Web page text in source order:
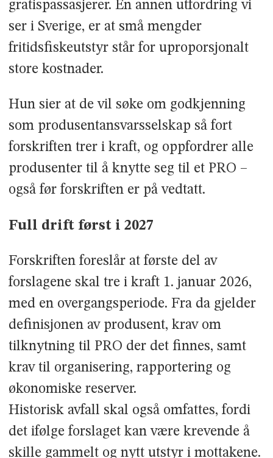
gratispassasjerer. En annen utfordring vi
ser i Sverige, er at små mengder
fritidsfiskeutstyr står for uproporsjonalt
store kostnader.
Hun sier at de vil søke om godkjenning
som produsentansvarsselskap så fort
forskriften trer i kraft, og oppfordrer alle
produsenter til å knytte seg til et PRO –
også før forskriften er på vedtatt.
Full drift først i 2027
Forskriften foreslår at første del av
forslagene skal tre i kraft 1. januar 2026,
med en overgangsperiode. Fra da gjelder
definisjonen av produsent, krav om
tilknytning til PRO der det finnes, samt
krav til organisering, rapportering og
økonomiske reserver.
Historisk avfall skal også omfattes, fordi
det ifølge forslaget kan være krevende å
skille gammelt og nytt utstyr i mottakene.